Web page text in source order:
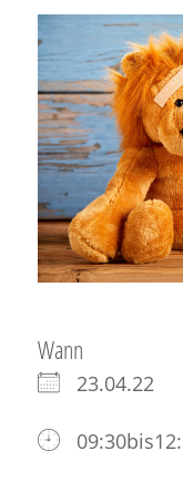
Wann
23.04.22